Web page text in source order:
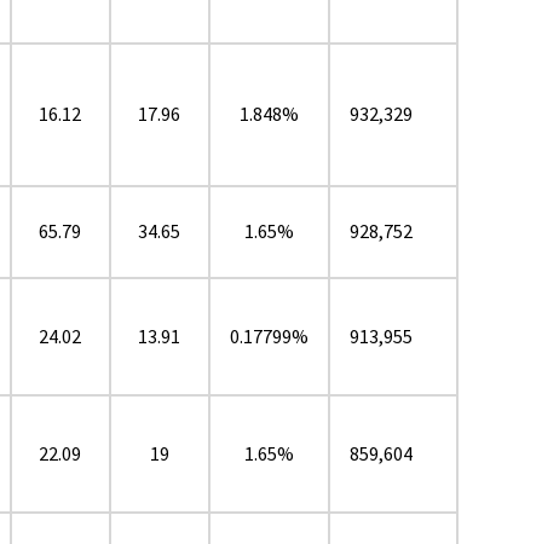
16.12 17.96 1.848% 932,329
65.79 34.65 1.65% 928,752
24.02 13.91 0.17799% 913,955
22.09 19 1.65% 859,604